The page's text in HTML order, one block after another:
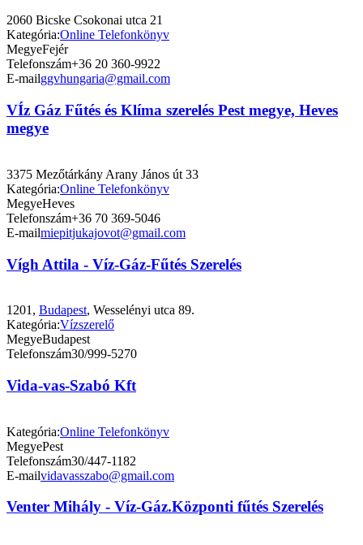
2060 Bicske Csokonai utca 21
Kategória:Online Telefonkönyv
MegyeFejér
Telefonszám+36 20 360-9922
E-mailggvhungaria@gmail.com
VÍz Gáz Fűtés és Klíma szerelés Pest megye, Heves
megye
3375 Mezőtárkány Arany János út 33
Kategória:Online Telefonkönyv
MegyeHeves
Telefonszám+36 70 369-5046
E-mailmiepitjukajovot@gmail.com
Vígh Attila - Víz-Gáz-Fűtés Szerelés
1201, Budapest, Wesselényi utca 89.
Kategória:Vízszerelő
MegyeBudapest
Telefonszám30/999-5270
Vida-vas-Szabó Kft
Kategória:Online Telefonkönyv
MegyePest
Telefonszám30/447-1182
E-mailvidavasszabo@gmail.com
Venter Mihály - Víz-Gáz.Központi fűtés Szerelés